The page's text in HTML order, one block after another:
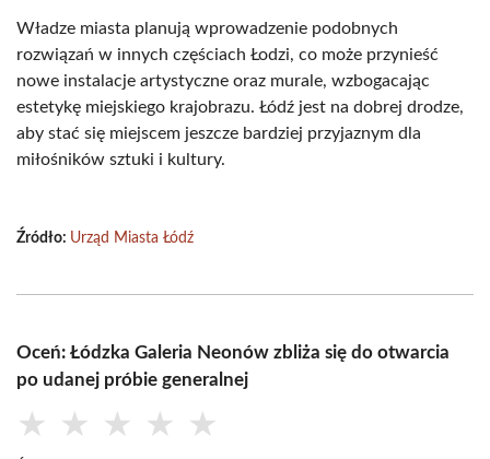
Władze miasta planują wprowadzenie podobnych
rozwiązań w innych częściach Łodzi, co może przynieść
nowe instalacje artystyczne oraz murale, wzbogacając
estetykę miejskiego krajobrazu. Łódź jest na dobrej drodze,
aby stać się miejscem jeszcze bardziej przyjaznym dla
miłośników sztuki i kultury.
Źródło: Urząd Miasta Łódź
Oceń: Łódzka Galeria Neonów zbliża się do otwarcia
po udanej próbie generalnej
★ ★ ★ ★ ★